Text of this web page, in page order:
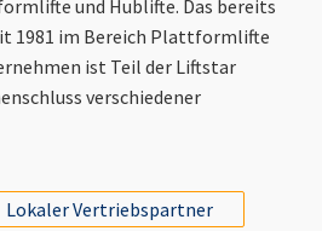
und Hublifte. Das bereits
1981 im Bereich Plattformlifte
ist Teil der Liftstar
verschiedener
Lokaler Vertriebspartner